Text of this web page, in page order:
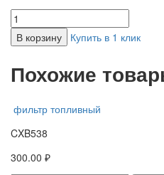
В корзину Купить в 1 клик
Похожие
фильтр топливный
CXB538
300.00 ₽